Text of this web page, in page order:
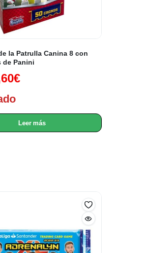
la Patrulla Canina 8 con
de Panini
€
Leer más